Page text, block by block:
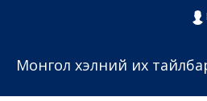
Монгол хэлний их